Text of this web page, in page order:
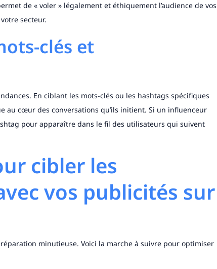
de « voler » légalement et éthiquement l’audience de vos
secteur.
clés et
En ciblant les mots-clés ou les hashtags spécifiques
au cœur des conversations qu’ils initient. Si un influenceur
pour apparaître dans le fil des utilisateurs qui suivent
cibler les
vos publicités sur
minutieuse. Voici la marche à suivre pour optimiser